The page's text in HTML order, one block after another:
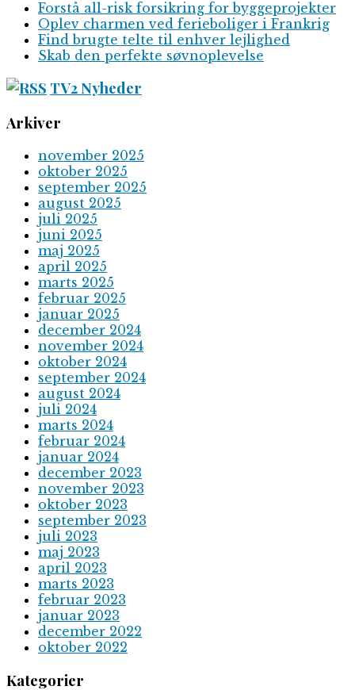
Forstå all-risk forsikring for byggeprojekter
Oplev charmen ved ferieboliger i Frankrig
Find brugte telte til enhver lejlighed
Skab den perfekte søvnoplevelse
TV2 Nyheder
Arkiver
november 2025
oktober 2025
september 2025
august 2025
juli 2025
juni 2025
maj 2025
april 2025
marts 2025
februar 2025
januar 2025
december 2024
november 2024
oktober 2024
september 2024
august 2024
juli 2024
marts 2024
februar 2024
januar 2024
december 2023
november 2023
oktober 2023
september 2023
juli 2023
maj 2023
april 2023
marts 2023
februar 2023
januar 2023
december 2022
oktober 2022
Kategorier